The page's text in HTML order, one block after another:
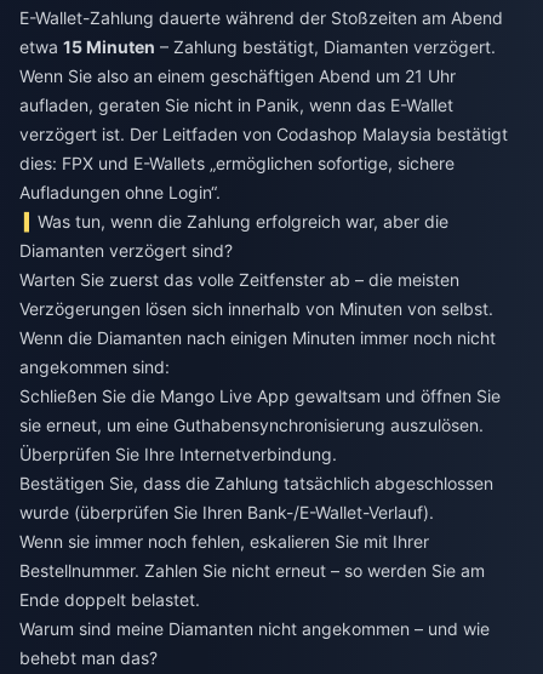
E-Wallet-Zahlung dauerte während der Stoßzeiten am Abend
etwa 15 Minuten – Zahlung bestätigt, Diamanten verzögert.
Wenn Sie also an einem geschäftigen Abend um 21 Uhr
aufladen, geraten Sie nicht in Panik, wenn das E-Wallet
verzögert ist. Der Leitfaden von Codashop Malaysia bestätigt
dies: FPX und E-Wallets „ermöglichen sofortige, sichere
Aufladungen ohne Login“.
Was tun, wenn die Zahlung erfolgreich war, aber die
Diamanten verzögert sind?
Warten Sie zuerst das volle Zeitfenster ab – die meisten
Verzögerungen lösen sich innerhalb von Minuten von selbst.
Wenn die Diamanten nach einigen Minuten immer noch nicht
angekommen sind:
Schließen Sie die Mango Live App gewaltsam und öffnen Sie
sie erneut, um eine Guthabensynchronisierung auszulösen.
Überprüfen Sie Ihre Internetverbindung.
Bestätigen Sie, dass die Zahlung tatsächlich abgeschlossen
wurde (überprüfen Sie Ihren Bank-/E-Wallet-Verlauf).
Wenn sie immer noch fehlen, eskalieren Sie mit Ihrer
Bestellnummer. Zahlen Sie nicht erneut – so werden Sie am
Ende doppelt belastet.
Warum sind meine Diamanten nicht angekommen – und wie
behebt man das?